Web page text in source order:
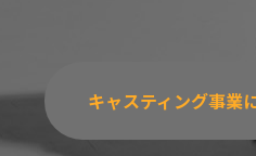
キャスティング事業